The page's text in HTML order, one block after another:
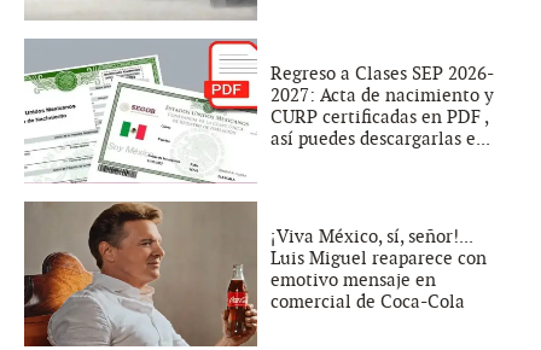
Regreso a Clases SEP 2026-
2027: Acta de nacimiento y
CURP certificadas en PDF ,
así puedes descargarlas e...
¡Viva México, sí, señor!...
Luis Miguel reaparece con
emotivo mensaje en
comercial de Coca-Cola